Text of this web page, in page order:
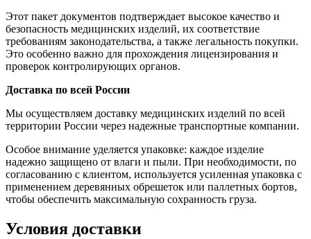
Этот пакет документов подтверждает высокое качество и
безопасность медицинских изделий, их соответствие
требованиям законодательства, а также легальность покупки.
Это особенно важно для прохождения лицензирования и
проверок контролирующих органов.
Доставка по всей России
Мы осуществляем доставку медицинских изделий по всей
территории России через надежные транспортные компании.
Особое внимание уделяется упаковке: каждое изделие
надежно защищено от влаги и пыли. При необходимости, по
согласованию с клиентом, используется усиленная упаковка с
применением деревянных обрешеток или паллетных бортов,
чтобы обеспечить максимальную сохранность груза.
Условия доставки